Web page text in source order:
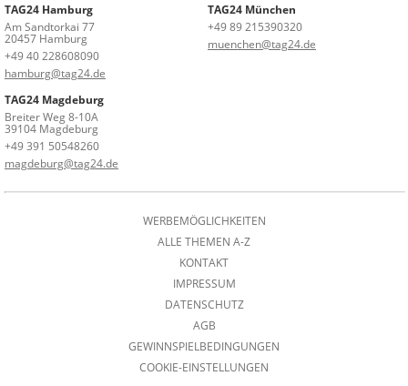
TAG24 Hamburg
Am Sandtorkai 77
20457 Hamburg
+49 40 228608090
hamburg@tag24.de
TAG24 München
+49 89 215390320
muenchen@tag24.de
TAG24 Magdeburg
Breiter Weg 8-10A
39104 Magdeburg
+49 391 50548260
magdeburg@tag24.de
WERBEMÖGLICHKEITEN
ALLE THEMEN A-Z
KONTAKT
IMPRESSUM
DATENSCHUTZ
AGB
GEWINNSPIELBEDINGUNGEN
COOKIE-EINSTELLUNGEN